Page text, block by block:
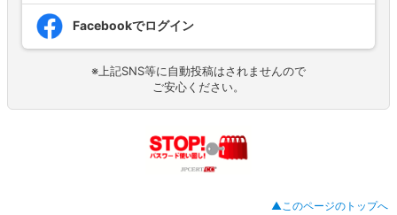
Facebookでログイン
※上記SNS等に自動投稿はされませんので
ご安心ください。
▲このページのトップへ